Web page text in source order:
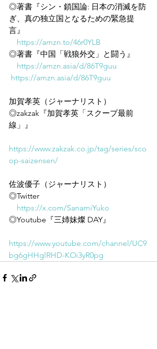
◎著書『シン・鎖国論: 日本の消滅を防
ぎ、真の独立国となるための緊急提
言』
https://amzn.to/46r0YLB
◎著書『中国「戦狼外交」と闘う』
https://amzn.asia/d/86T9guu
https://amzn.asia/d/86T9guu
加賀孝英（ジャーナリスト）
◎zakzak『加賀孝英「スクープ最前
線」』
https://www.zakzak.co.jp/tag/series/sco
op-saizensen/
佐波優子（ジャーナリスト）
◎Twitter
https://x.com/SanamiYuko
◎Youtube『三姉妹燦 DAY』
https://www.youtube.com/channel/UC9
bg6gHHglRHD-KOi3yR0pg